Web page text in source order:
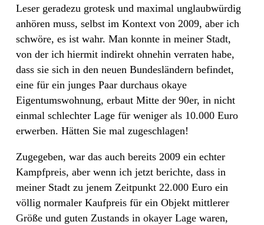
Leser geradezu grotesk und maximal unglaubwürdig
anhören muss, selbst im Kontext von 2009, aber ich
schwöre, es ist wahr. Man konnte in meiner Stadt,
von der ich hiermit indirekt ohnehin verraten habe,
dass sie sich in den neuen Bundesländern befindet,
eine für ein junges Paar durchaus okaye
Eigentumswohnung, erbaut Mitte der 90er, in nicht
einmal schlechter Lage für weniger als 10.000 Euro
erwerben. Hätten Sie mal zugeschlagen!
Zugegeben, war das auch bereits 2009 ein echter
Kampfpreis, aber wenn ich jetzt berichte, dass in
meiner Stadt zu jenem Zeitpunkt 22.000 Euro ein
völlig normaler Kaufpreis für ein Objekt mittlerer
Größe und guten Zustands in okayer Lage waren,